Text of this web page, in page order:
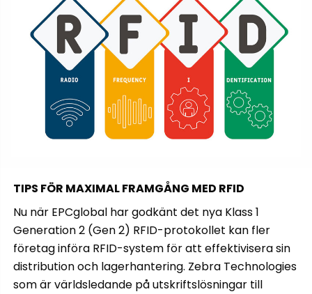
TIPS FÖR MAXIMAL FRAMGÅNG MED RFID
Nu när EPCglobal har godkänt det nya Klass 1
Generation 2 (Gen 2) RFID-protokollet kan fler
företag införa RFID-system för att effektivisera sin
distribution och lagerhantering. Zebra Technologies
som är världsledande på utskriftslösningar till